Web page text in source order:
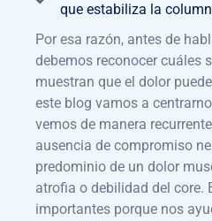
que estabiliza la
Por esa razón, antes de
debemos reconocer cuáles
muestran que el dolor
este blog vamos a
vemos de manera
ausencia de compromiso
predominio de un dolor
atrofia o debilidad del core.
importantes porque nos